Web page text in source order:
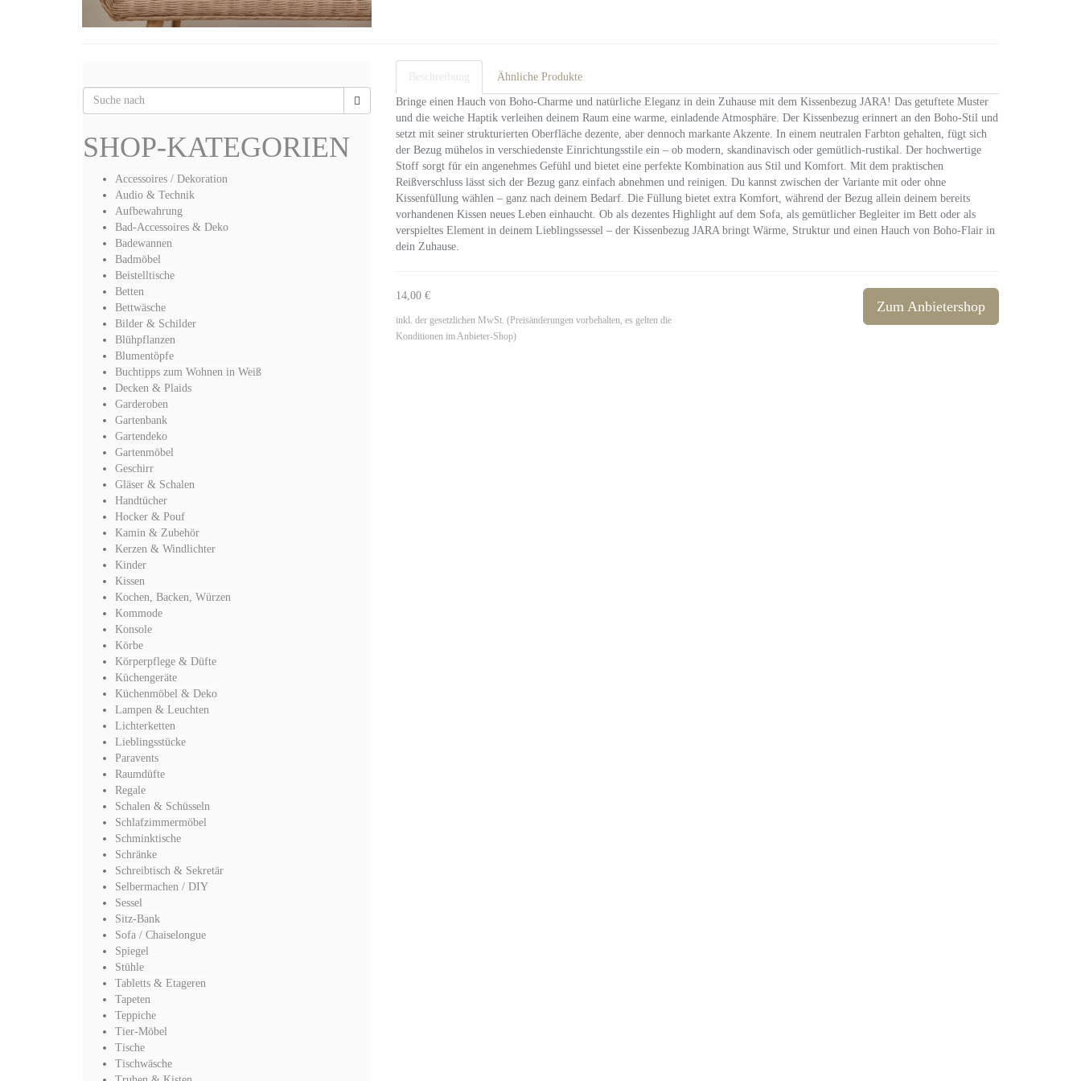
Beschreibung Ähnliche Produkte
Bringe einen Hauch von Boho-Charme und natürliche Eleganz in dein Zuhause mit dem Kissenbezug JARA! Das getuftete Muster
und die weiche Haptik verleihen deinem Raum eine warme, einladende Atmosphäre. Der Kissenbezug erinnert an den Boho-Stil und
setzt mit seiner strukturierten Oberfläche dezente, aber dennoch markante Akzente. In einem neutralen Farbton gehalten, fügt sich
der Bezug mühelos in verschiedenste Einrichtungsstile ein – ob modern, skandinavisch oder gemütlich-rustikal. Der hochwertige
Stoff sorgt für ein angenehmes Gefühl und bietet eine perfekte Kombination aus Stil und Komfort. Mit dem praktischen
Reißverschluss lässt sich der Bezug ganz einfach abnehmen und reinigen. Du kannst zwischen der Variante mit oder ohne
Kissenfüllung wählen – ganz nach deinem Bedarf. Die Füllung bietet extra Komfort, während der Bezug allein deinem bereits
vorhandenen Kissen neues Leben einhaucht. Ob als dezentes Highlight auf dem Sofa, als gemütlicher Begleiter im Bett oder als
verspieltes Element in deinem Lieblingssessel – der Kissenbezug JARA bringt Wärme, Struktur und einen Hauch von Boho-Flair in
dein Zuhause.
14,00 €
inkl. der gesetzlichen MwSt. (Preisänderungen vorbehalten, es gelten die
Konditionen im Anbieter-Shop)
Zum Anbietershop
SHOP-KATEGORIEN
Accessoires / Dekoration
Audio & Technik
Aufbewahrung
Bad-Accessoires & Deko
Badewannen
Badmöbel
Beistelltische
Betten
Bettwäsche
Bilder & Schilder
Blühpflanzen
Blumentöpfe
Buchtipps zum Wohnen in Weiß
Decken & Plaids
Garderoben
Gartenbank
Gartendeko
Gartenmöbel
Geschirr
Gläser & Schalen
Handtücher
Hocker & Pouf
Kamin & Zubehör
Kerzen & Windlichter
Kinder
Kissen
Kochen, Backen, Würzen
Kommode
Konsole
Körbe
Körperpflege & Düfte
Küchengeräte
Küchenmöbel & Deko
Lampen & Leuchten
Lichterketten
Lieblingsstücke
Paravents
Raumdüfte
Regale
Schalen & Schüsseln
Schlafzimmermöbel
Schminktische
Schränke
Schreibtisch & Sekretär
Selbermachen / DIY
Sessel
Sitz-Bank
Sofa / Chaiselongue
Spiegel
Stühle
Tabletts & Etageren
Tapeten
Teppiche
Tier-Möbel
Tische
Tischwäsche